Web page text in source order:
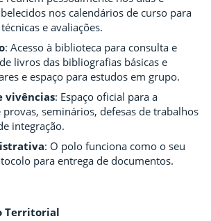
nos calendários de curso para
e avaliações.
: Acesso à biblioteca para consulta e
livros das bibliografias básicas e
e espaço para estudos em grupo.
vivências: Espaço oficial para a
provas, seminários, defesas de trabalhos
integração.
: O polo funciona como o seu
para entrega de documentos.
Territorial